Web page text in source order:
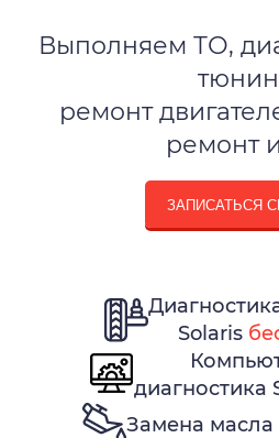
Выполняем ТО,
ремонт
ремонт
ЗАПИСАТЬСЯ
Solaris
диагностика
Замена масла